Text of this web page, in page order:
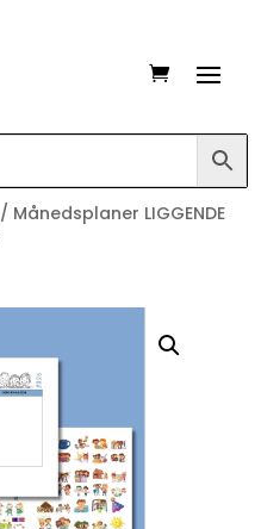
/ Månedsplaner LIGGENDE